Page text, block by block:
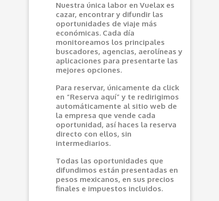
Nuestra única labor en Vuelax es
cazar, encontrar y difundir las
oportunidades de viaje más
económicas. Cada día
monitoreamos los principales
buscadores, agencias, aerolíneas y
aplicaciones para presentarte las
mejores opciones.
Para reservar, únicamente da click
en “Reserva aquí” y te redirigimos
automáticamente al sitio web de
la empresa que vende cada
oportunidad, así haces la reserva
directo con ellos, sin
intermediarios.
Todas las oportunidades que
difundimos están presentadas en
pesos mexicanos, en sus precios
finales e impuestos incluidos.